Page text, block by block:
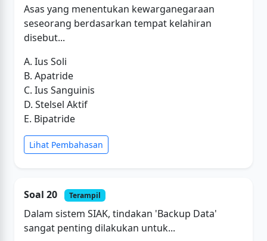
Asas yang menentukan kewarganegaraan
seseorang berdasarkan tempat kelahiran
disebut...
A. Ius Soli
B. Apatride
C. Ius Sanguinis
D. Stelsel Aktif
E. Bipatride
Lihat Pembahasan
Soal 20 Terampil
Dalam sistem SIAK, tindakan 'Backup Data'
sangat penting dilakukan untuk...